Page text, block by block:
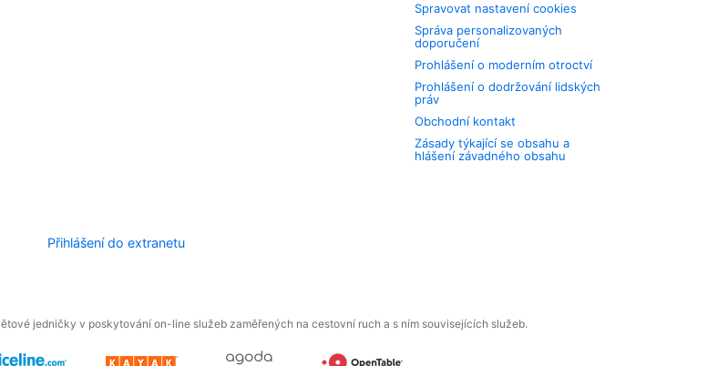
Spravovat nastavení cookies
Správa personalizovaných
doporučení
Prohlášení o moderním otroctví
Prohlášení o dodržování lidských
práv
Obchodní kontakt
Zásady týkající se obsahu a
hlášení závadného obsahu
Přihlášení do extranetu
jedničky v poskytování on-line služeb zaměřených na cestovní ruch a s ním souvisejících služeb.